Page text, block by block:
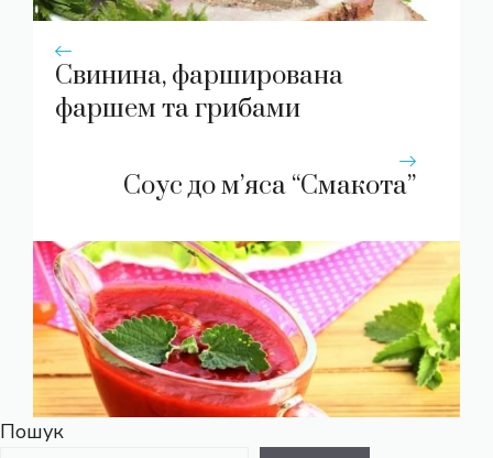
Свинина, фарширована
фаршем та грибами
Соус до м’яса “Смакота”
Пошук